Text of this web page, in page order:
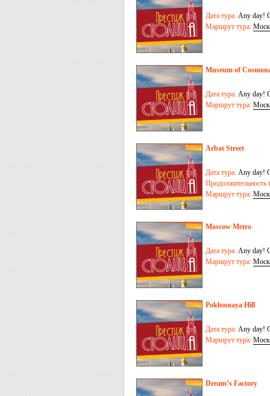
Дата тура: Any day!
Маршрут тура:
Museum of
Дата тура: Any day!
Маршрут тура:
Arbat Street
Дата тура: Any day!
Продолжительность
Маршрут тура:
Moscow Metro
Дата тура: Any day!
Маршрут тура:
Poklonnaya Hill
Дата тура: Any day!
Маршрут тура:
Dream’s Factory